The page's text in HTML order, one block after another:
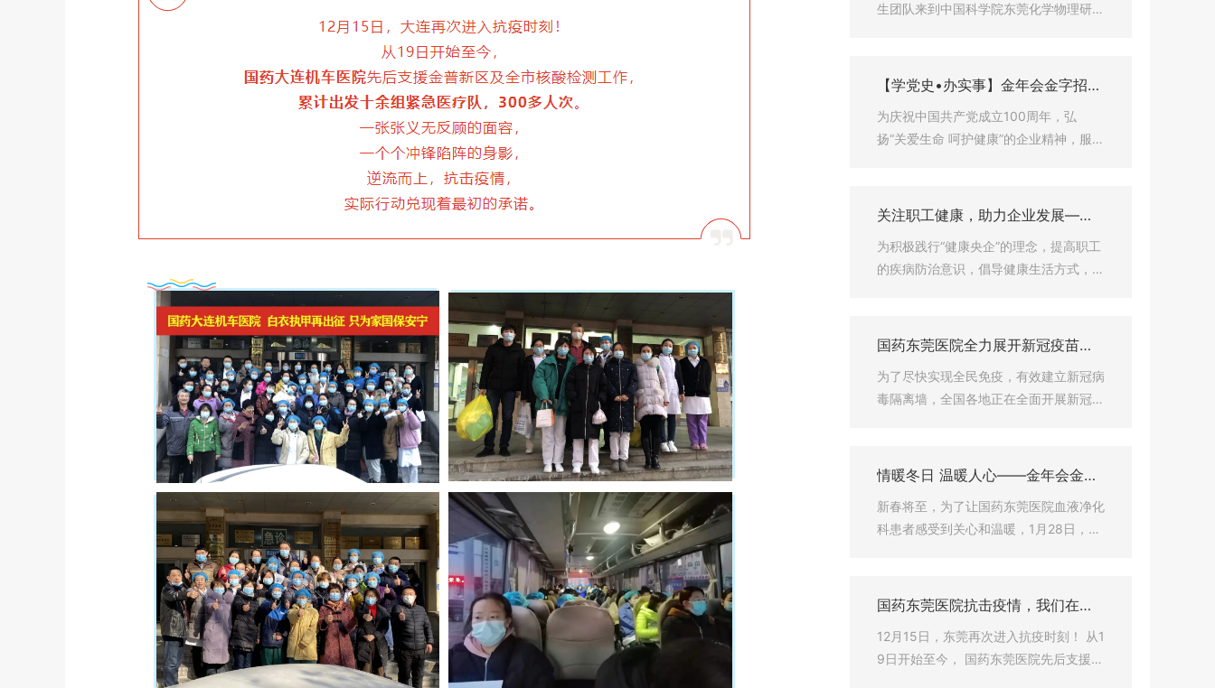
生团队来到中国科学院东莞化学物理研究
7川崎公司后，国药（东莞）健康管理中
【学党史•办实事】金年会金字招牌
至上网站携手金年会金字招牌至上
网站护理中心义诊惠民 为党献礼庆
生
为庆祝中国共产党成立100周年，弘
扬“关爱生命 呵护健康”的企业精神，服务
牌至上网站（东莞）护理中心的老人及周
关注职工健康，助力企业发展——
国药（东莞）健康管理中心走进东
莞jinnianhui67海运川崎
为积极践行“健康央企”的理念，提高职工
的疾病防治意识，倡导健康生活方式，树
运川崎船舶工程有限公司邀请，为园区内
国药东莞医院全力展开新冠疫苗社
会接种工作
为了尽快实现全民免疫，有效建立新冠病
毒隔离墙，全国各地正在全面开展新冠病
制接管东莞市沙河口区西安路街道新冠疫
度重视，立即召开协调会议，迅速开展前
期准备工作，认真部署，举全院之力，排
情暖冬日 温暖人心——金年会金字
招牌至上网站开展“冬季送暖”活动
新春将至，为了让国药东莞医院血液净化
科患者感受到关心和温暖，1月28日，金
患者送去了礼品和新春祝福。
国药东莞医院抗击疫情，我们在行
动！
12月15日，东莞再次进入抗疫时刻！ 从1
9日开始至今， 国药东莞医院先后支援金